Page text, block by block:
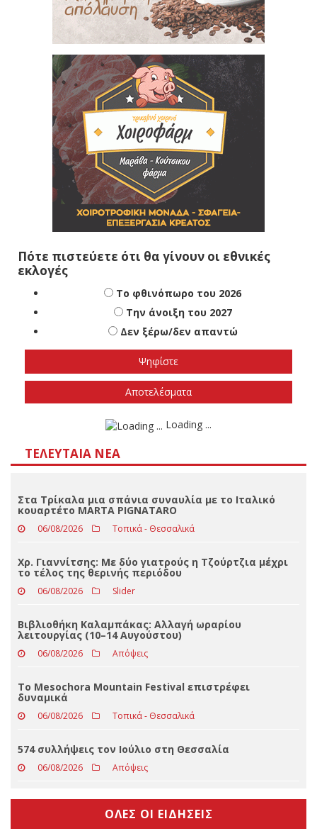
Πότε πιστεύετε ότι θα γίνουν οι εθνικές
εκλογές
Το φθινόπωρο του 2026
Την άνοιξη του 2027
Δεν ξέρω/δεν απαντώ
ΤΕΛΕΥΤΑΊΑ ΝΈΑ
Στα Τρίκαλα μια σπάνια συναυλία με το Ιταλικό
κουαρτέτο MARTA PIGNATARO
06/08/2026 Τοπικά - Θεσσαλικά
Χρ. Γιαννίτσης: Με δύο γιατρούς η Τζούρτζια μέχρι
το τέλος της θερινής περιόδου
06/08/2026 Slider
Βιβλιοθήκη Καλαμπάκας: Αλλαγή ωραρίου
λειτουργίας (10–14 Αυγούστου)
06/08/2026 Απόψεις
Το Mesochora Mountain Festival επιστρέφει
δυναμικά
574 συλλήψεις τον Ιούλιο στη Θεσσαλία